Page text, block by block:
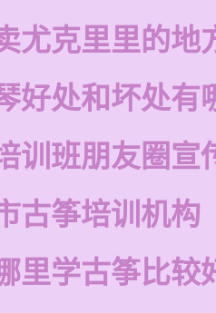
尤克里里的地
好处和坏处有
训班朋友圈宣
古筝培训机构
里学古筝比较